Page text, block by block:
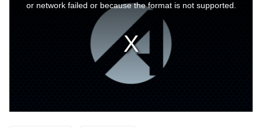
or network failed or because the format is not supported.